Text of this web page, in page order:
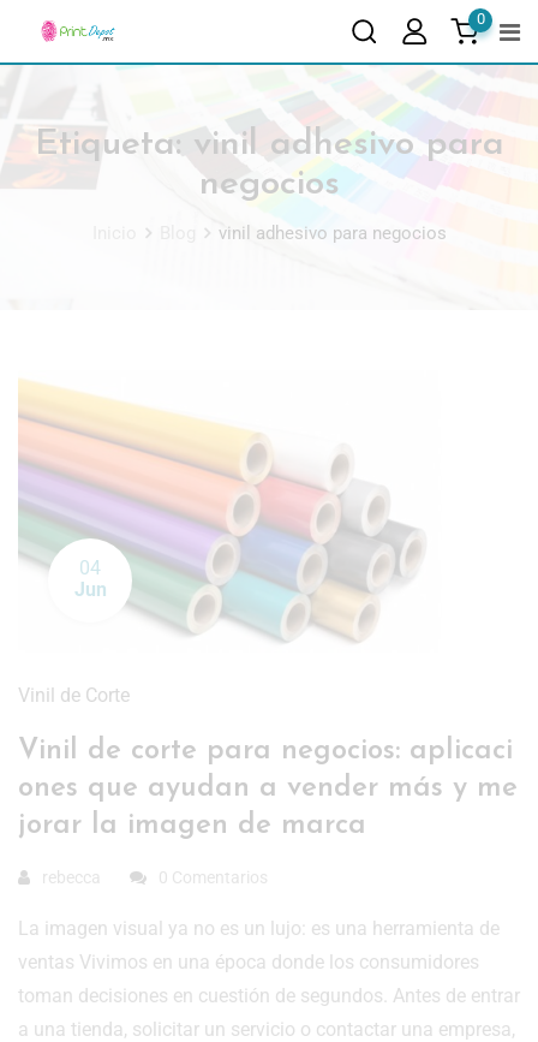
0
Etiqueta: vinil adhesivo para
negocios
vinil adhesivo para negocios
04
Jun
Vinil de Corte
Vinil de corte para negocios: aplicaci
ones que ayudan a vender más y me
jorar la imagen de marca
rebecca 0 Comentarios
La imagen visual ya no es un lujo: es una herramienta de
ventas Vivimos en una época donde los consumidores
toman decisiones en cuestión de segundos. Antes de entrar
a una tienda, solicitar un servicio o contactar una empresa,